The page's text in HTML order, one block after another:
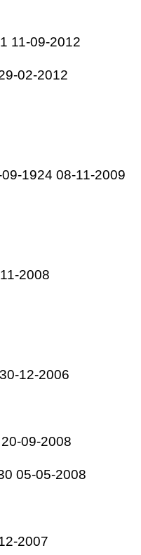
11-09-2012
02-2012
1924 08-11-2009
2008
12-2006
09-2008
05-05-2008
2007